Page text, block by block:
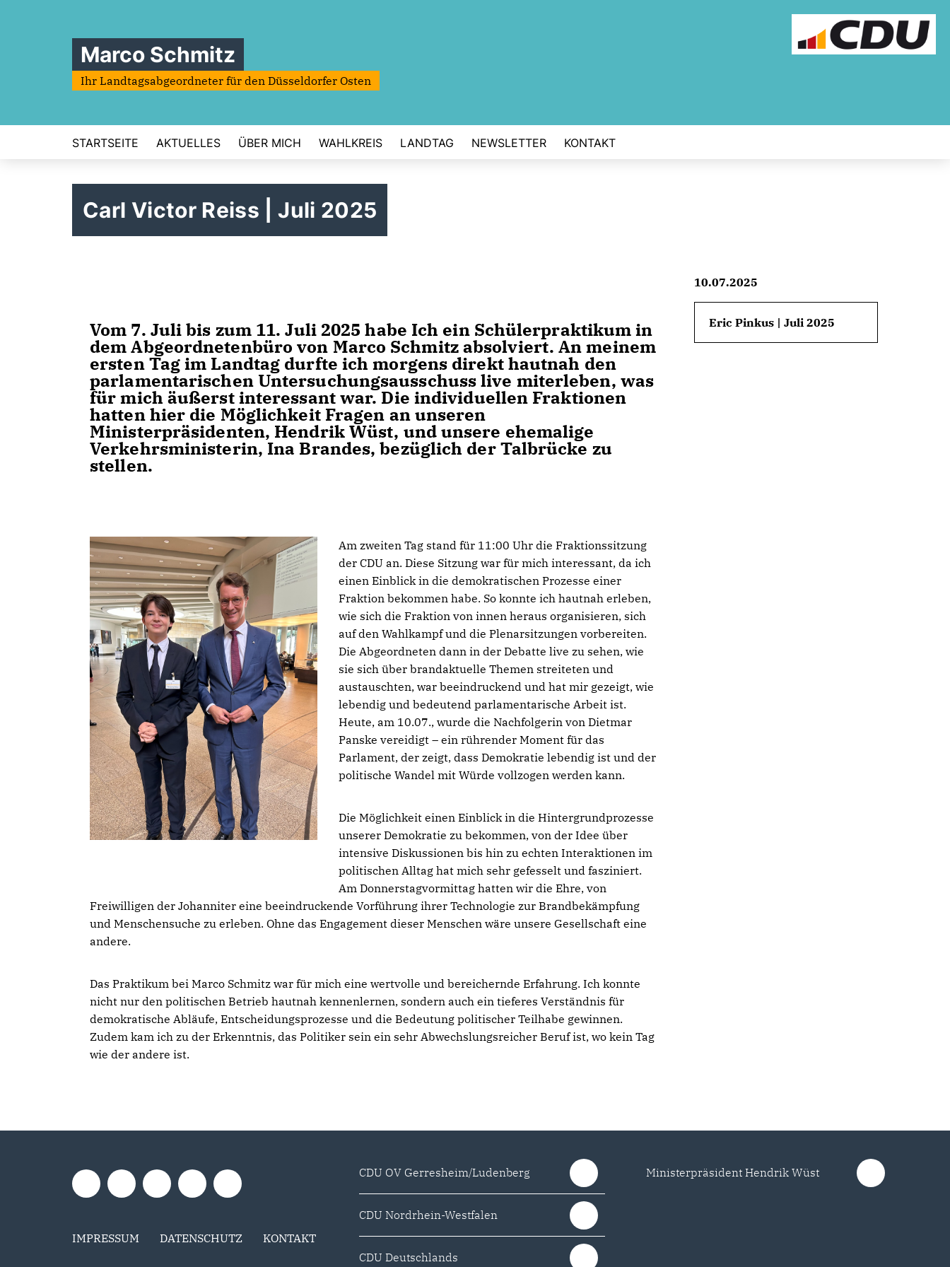
Marco Schmitz
Ihr Landtagsabgeordneter für den Düsseldorfer Osten
STARTSEITE AKTUELLES ÜBER MICH WAHLKREIS LANDTAG NEWSLETTER KONTAKT
Carl Victor Reiss | Juli 2025
Vom 7. Juli bis zum 11. Juli 2025 habe Ich ein Schülerpraktikum in
dem Abgeordnetenbüro von Marco Schmitz absolviert. An meinem
ersten Tag im Landtag durfte ich morgens direkt hautnah den
parlamentarischen Untersuchungsausschuss live miterleben, was
für mich äußerst interessant war. Die individuellen Fraktionen
hatten hier die Möglichkeit Fragen an unseren
Ministerpräsidenten, Hendrik Wüst, und unsere ehemalige
Verkehrsministerin, Ina Brandes, bezüglich der Talbrücke zu
stellen.
Am zweiten Tag stand für 11:00 Uhr die Fraktionssitzung
der CDU an. Diese Sitzung war für mich interessant, da ich
einen Einblick in die demokratischen Prozesse einer
Fraktion bekommen habe. So konnte ich hautnah erleben,
wie sich die Fraktion von innen heraus organisieren, sich
auf den Wahlkampf und die Plenarsitzungen vorbereiten.
Die Abgeordneten dann in der Debatte live zu sehen, wie
sie sich über brandaktuelle Themen streiteten und
austauschten, war beeindruckend und hat mir gezeigt, wie
lebendig und bedeutend parlamentarische Arbeit ist.
Heute, am 10.07., wurde die Nachfolgerin von Dietmar
Panske vereidigt – ein rührender Moment für das
Parlament, der zeigt, dass Demokratie lebendig ist und der
politische Wandel mit Würde vollzogen werden kann.
Die Möglichkeit einen Einblick in die Hintergrundprozesse
unserer Demokratie zu bekommen, von der Idee über
intensive Diskussionen bis hin zu echten Interaktionen im
politischen Alltag hat mich sehr gefesselt und fasziniert.
Am Donnerstagvormittag hatten wir die Ehre, von
Freiwilligen der Johanniter eine beeindruckende Vorführung ihrer Technologie zur Brandbekämpfung
und Menschensuche zu erleben. Ohne das Engagement dieser Menschen wäre unsere Gesellschaft eine
andere.
Das Praktikum bei Marco Schmitz war für mich eine wertvolle und bereichernde Erfahrung. Ich konnte
nicht nur den politischen Betrieb hautnah kennenlernen, sondern auch ein tieferes Verständnis für
demokratische Abläufe, Entscheidungsprozesse und die Bedeutung politischer Teilhabe gewinnen.
Zudem kam ich zu der Erkenntnis, das Politiker sein ein sehr Abwechslungsreicher Beruf ist, wo kein Tag
wie der andere ist.
10.07.2025
Eric Pinkus | Juli 2025
IMPRESSUM DATENSCHUTZ KONTAKT
CDU OV Gerresheim/Ludenberg
CDU Nordrhein-Westfalen
CDU Deutschlands
Ministerpräsident Hendrik Wüst